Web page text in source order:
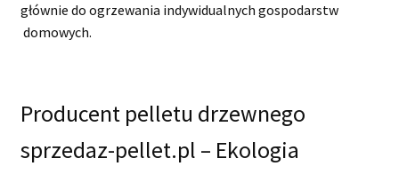
głównie do ogrzewania indywidualnych gospodarstw
domowych.
Producent pelletu drzewnego
sprzedaz-pellet.pl – Ekologia